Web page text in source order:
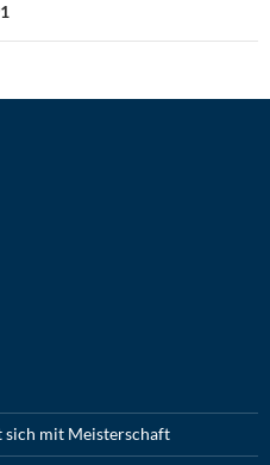
sich mit Meisterschaft